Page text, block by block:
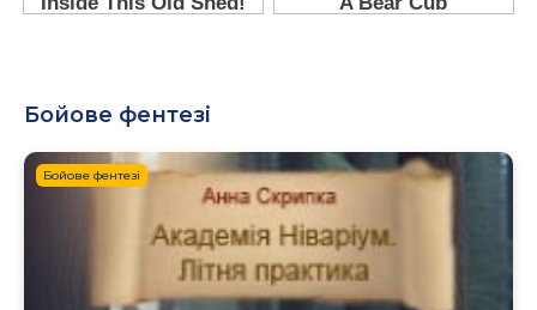
Бойове фентезі
Бойове фентезі